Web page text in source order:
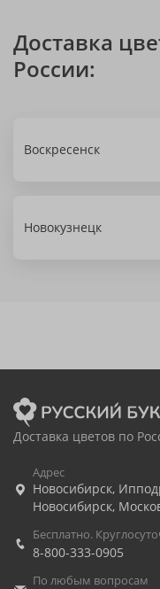
Доставка
России:
Воскресенск
Новокузнецк
Доставка цветов по
Адрес
Новосибирск,
Новосибирск,
Бесплатно.
8-800-333-0905
По любым вопросам